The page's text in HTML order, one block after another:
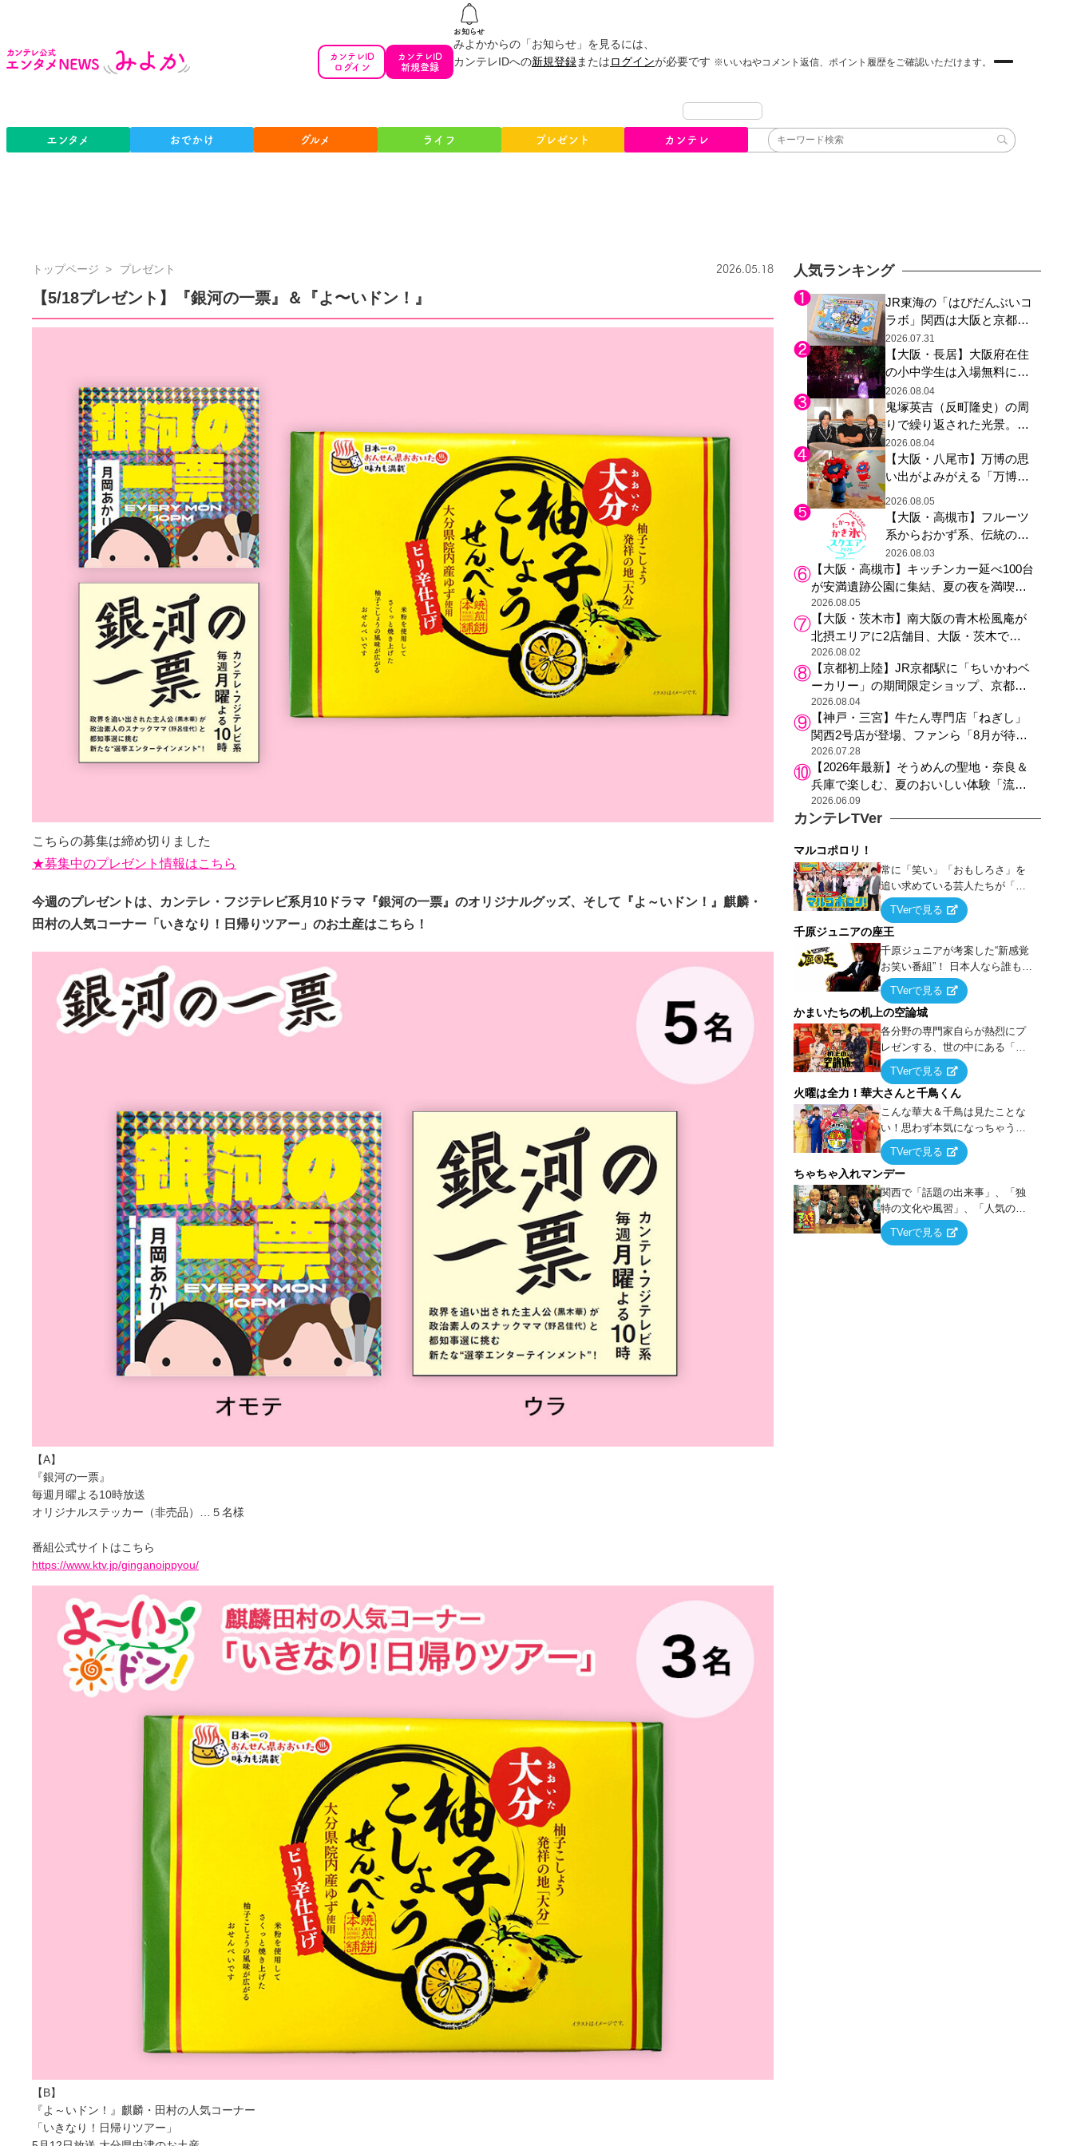
カンテレID
ログイン
カンテレID
新規登録
みよかからの「お知らせ」を見るには、
カンテレIDへの新規登録またはログインが必要です ※いいねやコメント返信、ポイント履歴をご確認いただけます。
エンタメ おでかけ グルメ ライフ プレゼント カンテレ
トップページ カ
テ
レ
ン
タ
メ
N
E
W
S
「
み
よ
か
」
プレゼント 2026.05.18
【5/18プレゼント】『銀河の一票』＆『よ〜いドン！』
こちらの募集は締め切りました
★募集中のプレゼント情報はこちら
今週のプレゼントは、カンテレ・フジテレビ系月10ドラマ『銀河の一票』のオリジナルグッズ、そして『よ～いドン！』麒麟・
田村の人気コーナー「いきなり！日帰りツアー」のお土産はこちら！
【A】
『銀河の一票』
毎週月曜よる10時放送
オリジナルステッカー（非売品）…５名様
番組公式サイトはこちら
https://www.ktv.jp/ginganoippyou/
【B】
『よ～いドン！』麒麟・田村の人気コーナー
「いきなり！日帰りツアー」
人気ランキング
JR東海の「はぴだんぶいコ
ラボ」関西は大阪と京都の
み、日焼けしたポチャッコ
らサンリオキャラが描かれ
た駅弁やグッズが登場
2026.07.31
【大阪・長居】大阪府在住
の小中学生は入場無料に、
チームラボが「夏休みの自
由研究の課題に」と「ボタ
ニカルガーデン 大阪」へ招
待
2026.08.04
鬼塚英吉（反町隆史）の周
りで繰り返された光景。ド
ラマ『GTO』第３話で光っ
た演出の巧みさ
2026.08.04
【大阪・八尾市】万博の思
い出がよみがえる「万博レ
クミャク登場、大屋根リン
グ木材展示も
2026.08.05
【大阪・高槻市】フルーツ
系からおかず系、伝統の天
然氷まで人気店が集結、高
槻阪急スクエアで「かき
氷」祭り
2026.08.03
【大阪・高槻市】キッチンカー延べ100台
が安満遺跡公園に集結、夏の夜を満喫す
る4日間のグルメイベント
2026.08.05
【大阪・茨木市】南大阪の青木松風庵が
北摂エリアに2店舗目、大阪・茨木で
も“焼きたて”の月化粧が食べられる
2026.08.02
【京都初上陸】JR京都駅に「ちいかわベ
ーカリー」の期間限定ショップ、京都の
銘菓“おたべ”との限定コラボも
2026.08.04
【神戸・三宮】牛たん専門店「ねぎし」
関西2号店が登場、ファンら「8月が待ち
遠しい」と早くから注目
2026.07.28
【2026年最新】そうめんの聖地・奈良＆
兵庫で楽しむ、夏のおいしい体験「流し
そうめん体験」おすすめ3選
2026.06.09
カンテレTVer
マルコポロリ！
常に「笑い」「おもしろさ」を
追い求めている芸人たちが「芸
能界」という大海原に漕ぎ出で
て、新たなオモシロ人間を発掘
する！
TVerで見る
千原ジュニアの座王
千原ジュニアが考案した“新感覚
お笑い番組”！ 日本人なら誰もが
馴染みのある『イス取りゲー
ム』をベースに、大喜利・ギャ
グ・モノボケ・歌…など様々な
お題で芸人がショートネタを競
い合う！
TVerで見る
かまいたちの机上の空論城
各分野の専門家自らが熱烈にプ
レゼンする、世の中にある「試
したことはないが、やってみた
らこうなる！…ハズ」という“机
上の空論”に若手芸人らがカラダ
を張って挑む！
TVerで見る
火曜は全力！華大さんと千鳥くん
こんな華大＆千鳥は見たことな
い！思わず本気になっちゃうゲ
ームに挑戦するバラエティー！
TVerで見る
ちゃちゃ入れマンデー
関西で「話題の出来事」、「独
特の文化や風習」、「人気の行
列ができる店」などあらゆるテ
ーマについて好き放題にちゃち
TVerで見る